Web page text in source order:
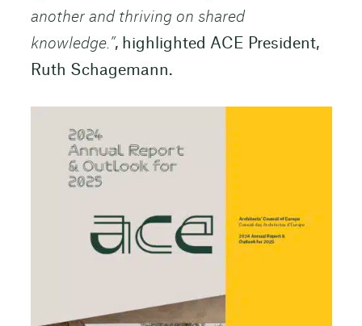
another and thriving on shared
knowledge.”, highlighted ACE President,
Ruth Schagemann.